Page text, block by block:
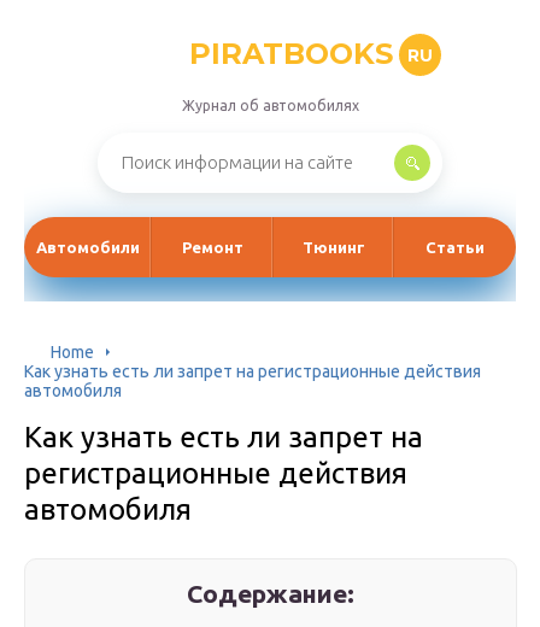
PIRATBOOKS RU
Журнал об автомобилях
Автомобили Ремонт Тюнинг Статьи
Home
Как узнать есть ли запрет на регистрационные действия
автомобиля
Как узнать есть ли запрет на
регистрационные действия
автомобиля
Содержание: